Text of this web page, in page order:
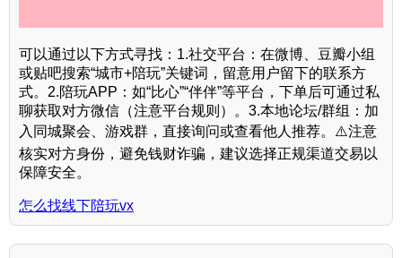
可以通过以下方式寻找：1.社交平台：在微博、豆瓣小组
或贴吧搜索“城市+陪玩”关键词，留意用户留下的联系方
式。2.陪玩APP：如“比心”“伴伴”等平台，下单后可通过私
聊获取对方微信（注意平台规则）。3.本地论坛/群组：加
入同城聚会、游戏群，直接询问或查看他人推荐。⚠️注意
核实对方身份，避免钱财诈骗，建议选择正规渠道交易以
保障安全。
怎么找线下陪玩vx